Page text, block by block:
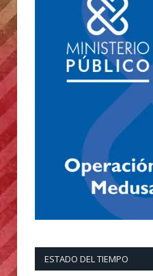
ESTADO DEL TIEMPO